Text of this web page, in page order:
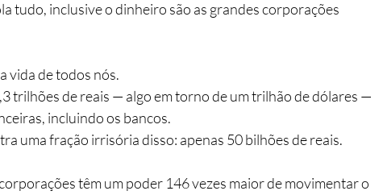
tudo, inclusive o dinheiro são as grandes corporações
vida de todos nós.
trilhões de reais — algo em torno de um trilhão de dólares —
incluindo os bancos.
uma fração irrisória disso: apenas 50 bilhões de reais.
têm um poder 146 vezes maior de movimentar o